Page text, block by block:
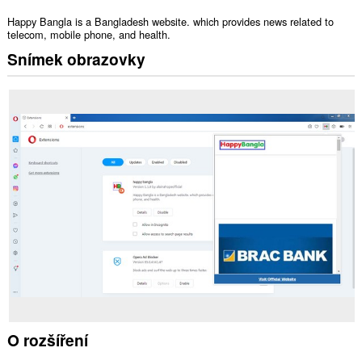
Happy Bangla is a Bangladesh website. which provides news related to
telecom, mobile phone, and health.
Snímek obrazovky
O rozšíření